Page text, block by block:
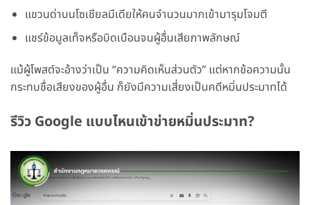
แขวนด่าบนโซเชียลมีเดียให้คนจำนวนมากเข้ามารุมโจมตี
แชร์ข้อมูลเท็จหรือบิดเบือนจนผู้อื่นเสียภาพลักษณ์
แม้ผู้โพสต์จะอ้างว่าเป็น “ความคิดเห็นส่วนตัว” แต่หากข้อความนั้น
กระทบชื่อเสียงของผู้อื่น ก็ยังมีความเสี่ยงเป็นคดีหมิ่นประมาทได้
รีวิว Google แบบไหนเข้าข่ายหมิ่นประมาท?